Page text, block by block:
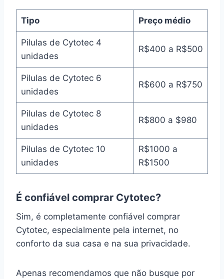
Tipo Preço médio
Pilulas de Cytotec 4
unidades
R$400 a R$500
Pilulas de Cytotec 6
unidades
R$600 a R$750
Pilulas de Cytotec 8
unidades
R$800 a $980
Pilulas de Cytotec 10
unidades
R$1000 a
R$1500
É confiável comprar Cytotec?
Sim, é completamente confiável comprar
Cytotec, especialmente pela internet, no
conforto da sua casa e na sua privacidade.
Apenas recomendamos que não busque por